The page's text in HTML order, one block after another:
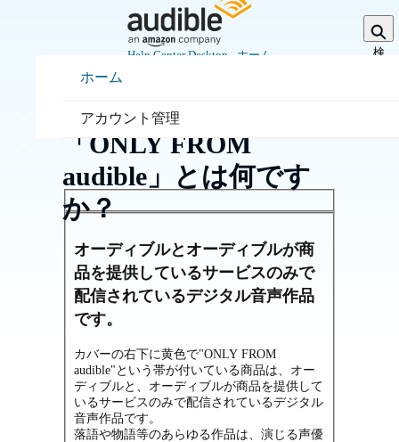
Help Center Desktop - ホーム
ホーム
アカウント管理
検
「ONLY FROM
audible」とは何です
か？
オーディブルとオーディブルが商
品を提供しているサービスのみで
配信されているデジタル音声作品
です。
カバーの右下に黄色で"ONLY FROM
audible"という帯が付いている商品は、オー
ディブルと、オーディブルが商品を提供して
いるサービスのみで配信されているデジタル
音声作品です。
落語や物語等のあらゆる作品は、演じる声優